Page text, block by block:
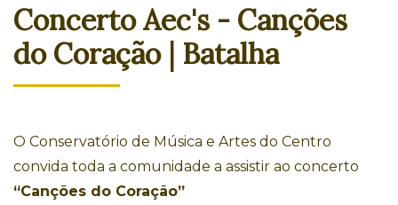
Concerto Aec's - Canções
do Coração | Batalha
O Conservatório de Música e Artes do Centro
convida toda a comunidade a assistir ao concerto
“Canções do Coração”